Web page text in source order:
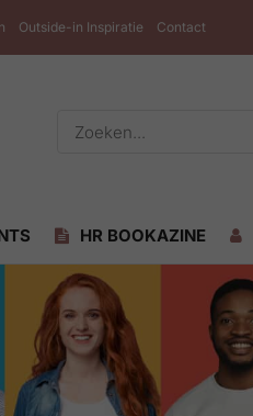
Outside-in Inspiratie Contact
HR BOOKAZINE